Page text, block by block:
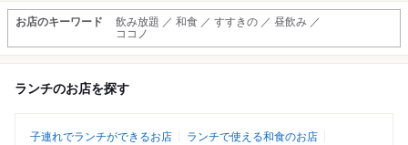
お店のキーワード
飲み放題 ／ 和食 ／ すすきの ／ 昼飲み ／
ココノ
ランチのお店を探す
子連れでランチができるお店
ランチで使える和食のお店